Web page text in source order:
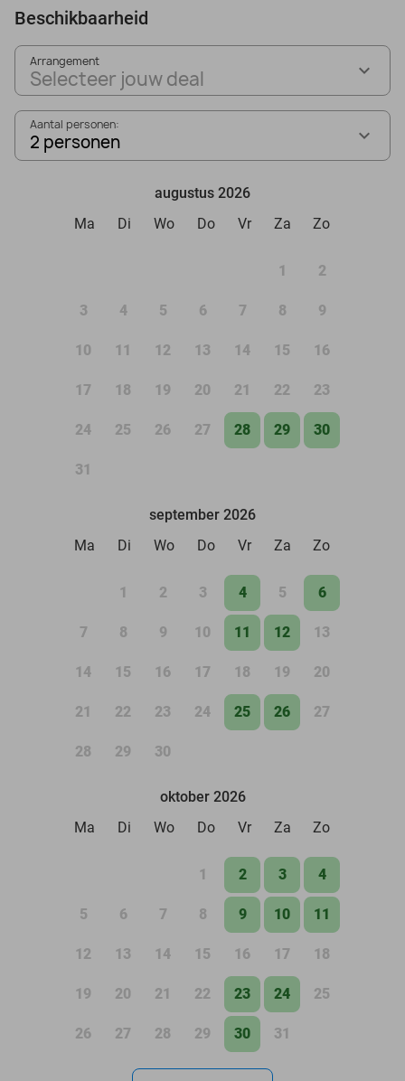
Beschikbaarheid
Arrangement
Selecteer jouw deal
Aantal personen:
2 personen
augustus 2026
Ma
Di Wo Do Vr Za Zo
1 2
3 4 5 6 7 8 9
10 11 12 13 14 15 16
17 18 19 20 21 22 23
24 25 26 27 28 29 30
31
september 2026
Ma
Di Wo Do Vr Za Zo
1 2 3 4 5 6
7 8 9 10 11 12 13
14 15 16 17 18 19 20
21 22 23 24 25 26 27
28 29 30
oktober 2026
Ma
Di Wo Do Vr Za Zo
1 2 3 4
5 6 7 8 9 10 11
12 13 14 15 16 17 18
19 20 21 22 23 24 25
26 27 28 29 30 31